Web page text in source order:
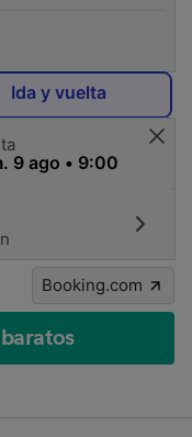
Ida y vuelta
Booking.com